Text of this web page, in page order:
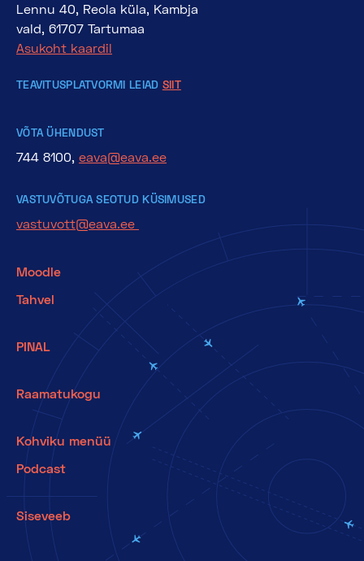
Lennu 40, Reola küla, Kambja
vald, 61707 Tartumaa
Asukoht kaardil
TEAVITUSPLATVORMI LEIAD SIIT
VÕTA ÜHENDUST
744 8100, eava@eava.ee
VASTUVÕTUGA SEOTUD KÜSIMUSED
vastuvott@eava.ee
Moodle
Tahvel
PINAL
Raamatukogu
Kohviku menüü
Podcast
Siseveeb